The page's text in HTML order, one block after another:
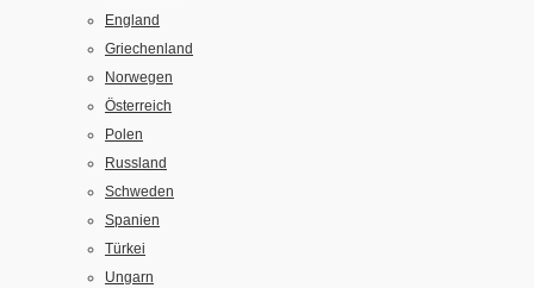
England
Griechenland
Norwegen
Österreich
Polen
Russland
Schweden
Spanien
Türkei
Ungarn